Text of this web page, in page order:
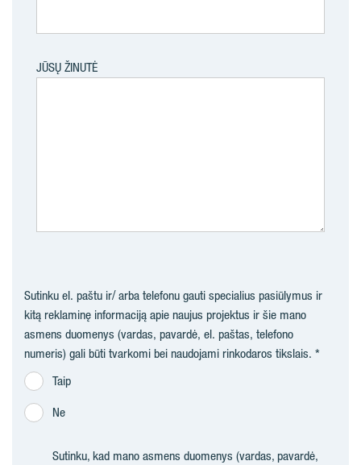
JŪSŲ ŽINUTĖ
Sutinku el. paštu ir/ arba telefonu gauti specialius pasiūlymus ir
kitą reklaminę informaciją apie naujus projektus ir šie mano
asmens duomenys (vardas, pavardė, el. paštas, telefono
numeris) gali būti tvarkomi bei naudojami rinkodaros tikslais.
Taip
Ne
Sutinku, kad mano asmens duomenys (vardas, pavardė,